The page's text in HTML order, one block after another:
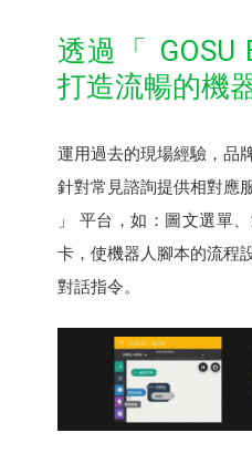
透過「 GOSU
打造流暢的機
運用過去的現場經驗，品
針對常見諮詢提供相對應
」 平台，如：圖文選單
卡，使機器人腳本的流程
對話指令。